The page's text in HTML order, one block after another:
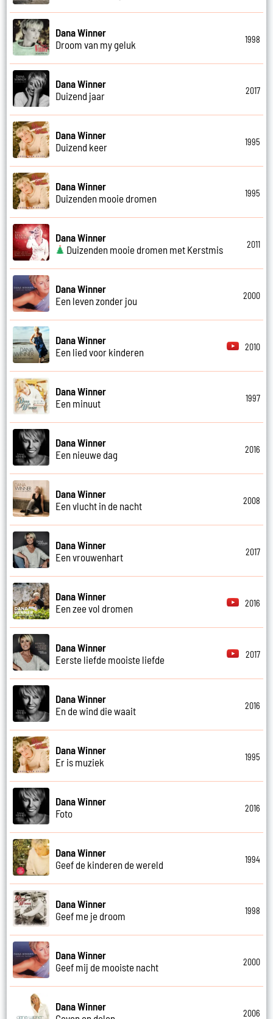
Dana Winner
Droom van my geluk
1998
Dana Winner
Duizend jaar
2017
Dana Winner
Duizend keer
1995
Dana Winner
Duizenden mooie dromen
1995
Dana Winner
Duizenden mooie dromen met Kerstmis
2011
Dana Winner
Een leven zonder jou
2000
Dana Winner
Een lied voor kinderen
2010
Dana Winner
Een minuut
1997
Dana Winner
Een nieuwe dag
2016
Dana Winner
Een vlucht in de nacht
2008
Dana Winner
Een vrouwenhart
2017
Dana Winner
Een zee vol dromen
2016
Dana Winner
Eerste liefde mooiste liefde
2017
Dana Winner
En de wind die waait
2016
Dana Winner
Er is muziek
1995
Dana Winner
Foto
2016
Dana Winner
Geef de kinderen de wereld
1994
Dana Winner
Geef me je droom
1998
Dana Winner
Geef mij de mooiste nacht
2000
Dana Winner
2006